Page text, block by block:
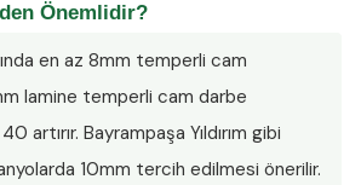
Önemlidir?
en az 8mm temperli cam
lamine temperli cam darbe
artırır. Bayrampaşa Yıldırım gibi
10mm tercih edilmesi önerilir.